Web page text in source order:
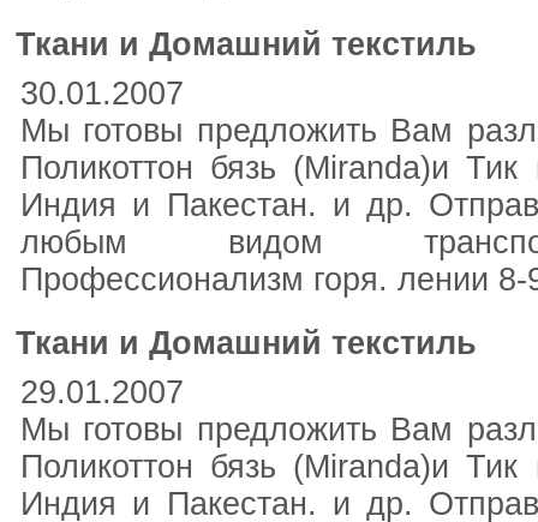
Ткани и Домашний текстиль
30.01.2007
Мы готовы предложить Вам
Поликоттон бязь (Miranda)и
Индия и Пакестан. и др.
любым видом
Профессионализм горя. лении
Ткани и Домашний текстиль
29.01.2007
Мы готовы предложить Вам
Поликоттон бязь (Miranda)и
Индия и Пакестан. и др.